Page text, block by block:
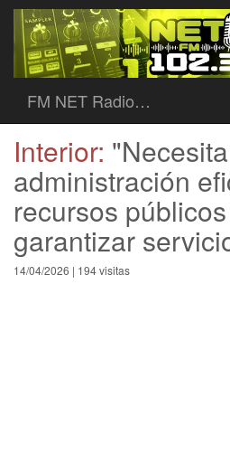
FM NET Radio…
Interior:
administración
recursos
garantizar
14/04/2026 | 194 visitas